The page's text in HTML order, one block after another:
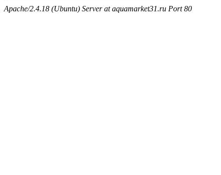
Apache/2.4.18 (Ubuntu) Server at aquamarket31.ru Port 80